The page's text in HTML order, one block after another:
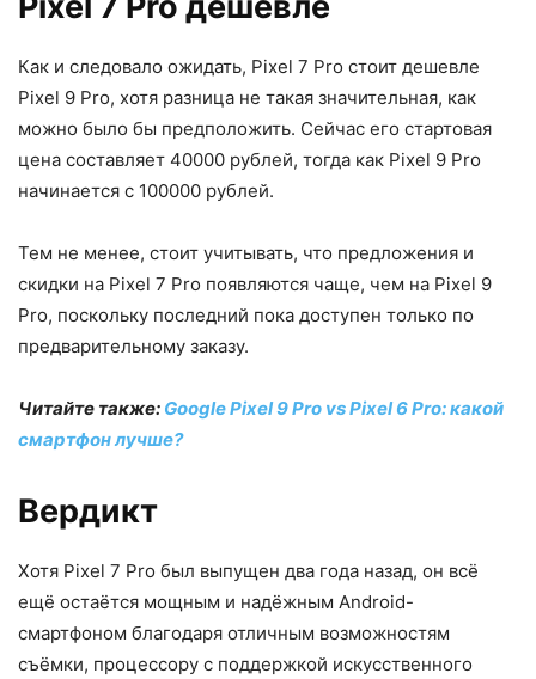
Как и следовало ожидать, Pixel 7 Pro стоит дешевле
Pixel 9 Pro, хотя разница не такая значительная, как
можно было бы предположить. Сейчас его стартовая
цена составляет 40000 рублей, тогда как Pixel 9 Pro
начинается с 100000 рублей.
Тем не менее, стоит учитывать, что предложения и
скидки на Pixel 7 Pro появляются чаще, чем на Pixel 9
Pro, поскольку последний пока доступен только по
предварительному заказу.
Читайте также: Google Pixel 9 Pro vs Pixel 6 Pro: какой
смартфон лучше?
Вердикт
Хотя Pixel 7 Pro был выпущен два года назад, он всё
ещё остаётся мощным и надёжным Android-
смартфоном благодаря отличным возможностям
съёмки, процессору с поддержкой искусственного